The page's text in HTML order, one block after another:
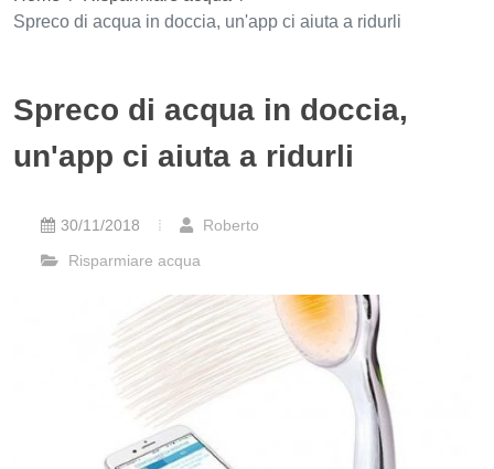
Spreco di acqua in doccia, un'app ci aiuta a ridurli
Spreco di acqua in doccia,
un'app ci aiuta a ridurli
30/11/2018
Roberto
Risparmiare acqua